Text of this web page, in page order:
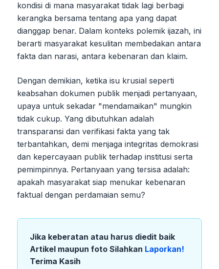
kondisi di mana masyarakat tidak lagi berbagi
kerangka bersama tentang apa yang dapat
dianggap benar. Dalam konteks polemik ijazah, ini
berarti masyarakat kesulitan membedakan antara
fakta dan narasi, antara kebenaran dan klaim.
Dengan demikian, ketika isu krusial seperti
keabsahan dokumen publik menjadi pertanyaan,
upaya untuk sekadar "mendamaikan" mungkin
tidak cukup. Yang dibutuhkan adalah
transparansi dan verifikasi fakta yang tak
terbantahkan, demi menjaga integritas demokrasi
dan kepercayaan publik terhadap institusi serta
pemimpinnya. Pertanyaan yang tersisa adalah:
apakah masyarakat siap menukar kebenaran
faktual dengan perdamaian semu?
Jika keberatan atau harus diedit baik
Artikel maupun foto Silahkan Laporkan!
Terima Kasih